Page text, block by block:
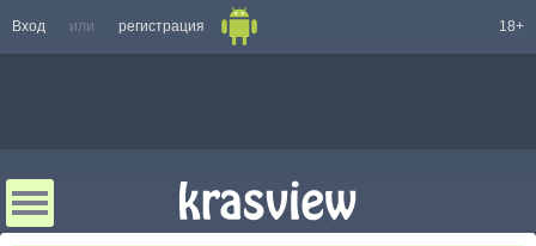
Вход или регистрация 18+